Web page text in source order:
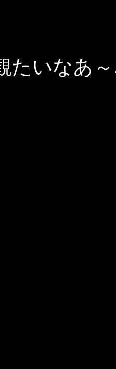
たいなあ